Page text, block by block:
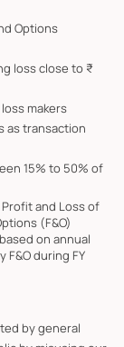
Options
loss close to ₹
makers
as transaction
15% to 50% of
Profit and Loss of
(F&O)
on annual
during FY
by general